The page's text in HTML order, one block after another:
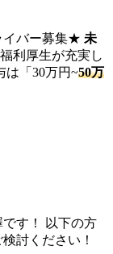
バー募集★ 未
福利厚生が充実し
は「30万円~50万
す！ 以下の方
討ください！